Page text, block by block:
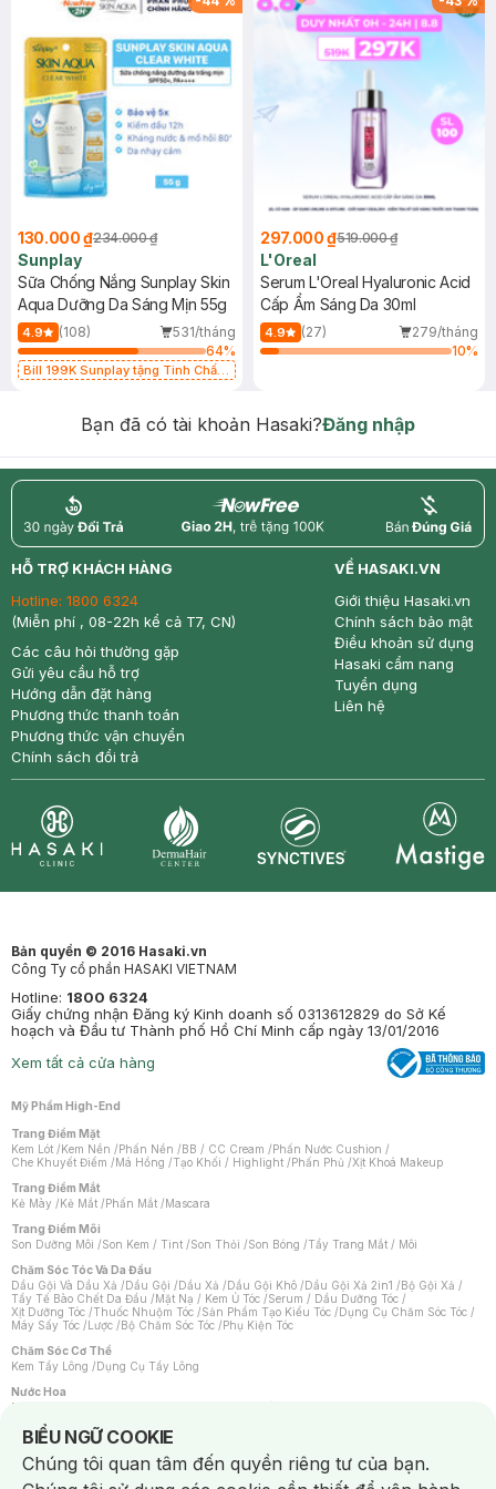
130.000 ₫234.000 ₫
Sunplay
Sữa Chống Nắng Sunplay Skin
Aqua Dưỡng Da Sáng Mịn 55g
4.9 (108)
531/tháng
64%
Bill 199K Sunplay tặng Tinh Chất
297.000 ₫519.000 ₫
L'Oreal
Serum L'Oreal Hyaluronic Acid
Cấp Ẩm Sáng Da 30ml
4.9 (27)
279/tháng
10%
Bạn đã có tài khoản Hasaki?Đăng nhập
return nowfree price
HỖ TRỢ KHÁCH HÀNG
Hotline: 1800 6324
(Miễn phí , 08-22h kể cả T7, CN)
Các câu hỏi thường gặp
Gửi yêu cầu hỗ trợ
Hướng dẫn đặt hàng
Phương thức thanh toán
Phương thức vận chuyển
Chính sách đổi trả
VỀ HASAKI.VN
Giới thiệu Hasaki.vn
Chính sách bảo mật
Điều khoản sử dụng
Hasaki cẩm nang
Tuyển dụng
Liên hệ
Bản quyền © 2016 Hasaki.vn
Công Ty cổ phần HASAKI VIETNAM
Hotline: 1800 6324
Giấy chứng nhận Đăng ký Kinh doanh số 0313612829 do Sở Kế
hoạch và Đầu tư Thành phố Hồ Chí Minh cấp ngày 13/01/2016
Xem tất cả cửa hàng
Mỹ Phẩm High-End
Trang Điểm Mặt
Kem Lót /Kem Nền /Phấn Nền /BB / CC Cream /Phấn Nước Cushion /
Che Khuyết Điểm /Má Hồng /Tạo Khối / Highlight /Phấn Phủ /Xịt Khoá Makeup
Trang Điểm Mắt
Kẻ Mày /Kẻ Mắt /Phấn Mắt /Mascara
Trang Điểm Môi
Son Dưỡng Môi /Son Kem / Tint /Son Thỏi /Son Bóng /Tẩy Trang Mắt / Môi
Chăm Sóc Tóc Và Da Đầu
Dầu Gội Và Dầu Xả /Dầu Gội /Dầu Xả /Dầu Gội Khô /Dầu Gội Xả 2in1 /Bộ Gội Xả /
Tẩy Tế Bào Chết Da Đầu /Mặt Nạ / Kem Ủ Tóc /Serum / Dầu Dưỡng Tóc /
Xịt Dưỡng Tóc /Thuốc Nhuộm Tóc /Sản Phẩm Tạo Kiểu Tóc /Dụng Cụ Chăm Sóc Tóc /
Máy Sấy Tóc /Lược /Bộ Chăm Sóc Tóc /Phụ Kiện Tóc
Chăm Sóc Cơ Thể
Kem Tẩy Lông /Dụng Cụ Tẩy Lông
Nước Hoa
Nước Hoa Nữ
Chăm Sóc Cá Nhân
Chống Muỗi /Khẩu Trang /Máy Massage/Mặt Nạ Xông Hơi /Nước Rửa Tay/
Sản Phẩm Chăm Sóc Khác /Bàn Chải Đánh Răng /Bàn Chải Điện/
BIỂU NGỮ COOKIE
Notice about cookies usage
Chúng tôi quan tâm đến quyền riêng tư của bạn.